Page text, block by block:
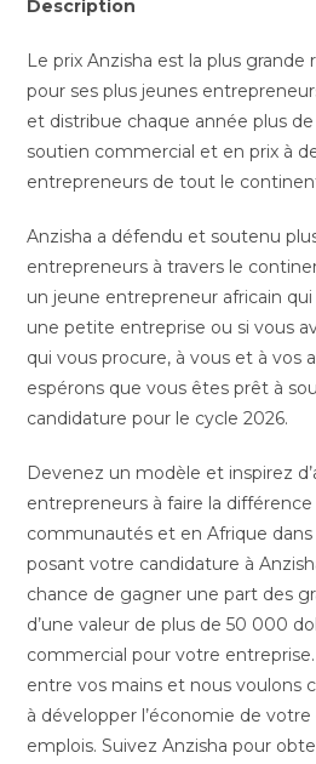
Description
Le prix Anzisha est la plus grande
pour ses plus jeunes
et distribue chaque année plus
soutien commercial et en prix à
entrepreneurs de tout le
Anzisha a défendu et soutenu
entrepreneurs à travers le
un jeune entrepreneur africain
une petite entreprise ou si vous
qui vous procure, à vous et à vos
espérons que vous êtes prêt à
candidature pour le cycle 2026.
Devenez un modèle et inspirez
entrepreneurs à faire la différence
communautés et en Afrique dans
posant votre candidature à
chance de gagner une part des
d’une valeur de plus de 50 000
commercial pour votre entreprise.
entre vos mains et nous voulons
à développer l’économie de
emplois. Suivez Anzisha pour